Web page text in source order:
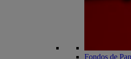
Fondos de